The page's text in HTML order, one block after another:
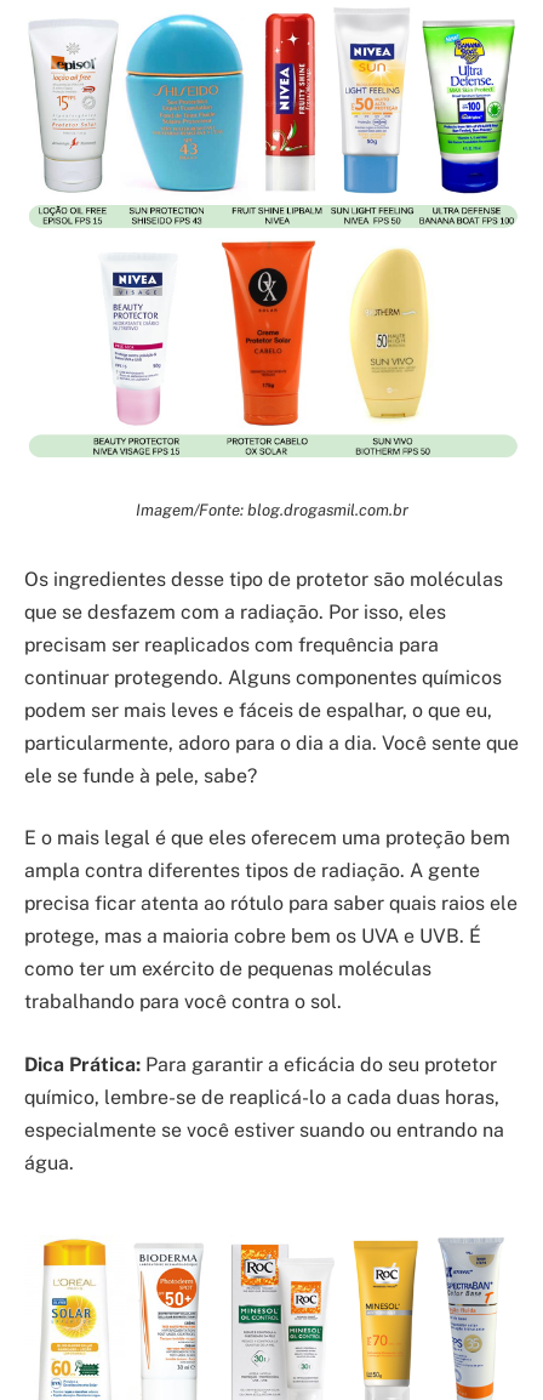
Imagem/Fonte: blog.drogasmil.com.br
Os ingredientes desse tipo de protetor são moléculas
que se desfazem com a radiação. Por isso, eles
precisam ser reaplicados com frequência para
continuar protegendo. Alguns componentes químicos
podem ser mais leves e fáceis de espalhar, o que eu,
particularmente, adoro para o dia a dia. Você sente que
ele se funde à pele, sabe?
E o mais legal é que eles oferecem uma proteção bem
ampla contra diferentes tipos de radiação. A gente
precisa ficar atenta ao rótulo para saber quais raios ele
protege, mas a maioria cobre bem os UVA e UVB. É
como ter um exército de pequenas moléculas
trabalhando para você contra o sol.
Dica Prática: Para garantir a eficácia do seu protetor
químico, lembre-se de reaplicá-lo a cada duas horas,
especialmente se você estiver suando ou entrando na
água.